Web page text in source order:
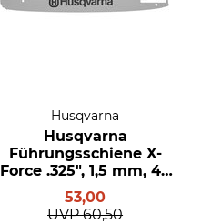
Husqvarna
Husqvarna
Führungsschiene X-
Force .325", 1,5 mm, 45
cm
53,00
UVP 60,50